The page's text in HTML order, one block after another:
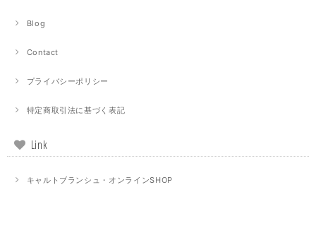
Blog
Contact
プライバシーポリシー
特定商取引法に基づく表記
Link
キャルトブランシュ・オンラインSHOP